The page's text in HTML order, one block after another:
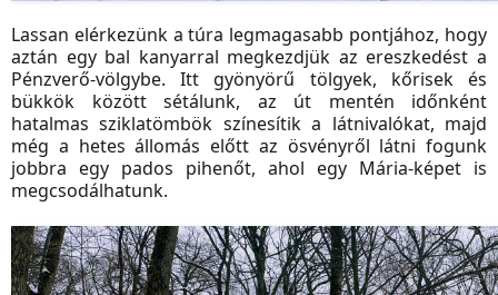
Lassan elérkezünk a túra legmagasabb pontjához, hogy
aztán egy bal kanyarral megkezdjük az ereszkedést a
Pénzverő-völgybe. Itt gyönyörű tölgyek, kőrisek és
bükkök között sétálunk, az út mentén időnként
hatalmas sziklatömbök színesítik a látnivalókat, majd
még a hetes állomás előtt az ösvényről látni fogunk
jobbra egy pados pihenőt, ahol egy Mária-képet is
megcsodálhatunk.